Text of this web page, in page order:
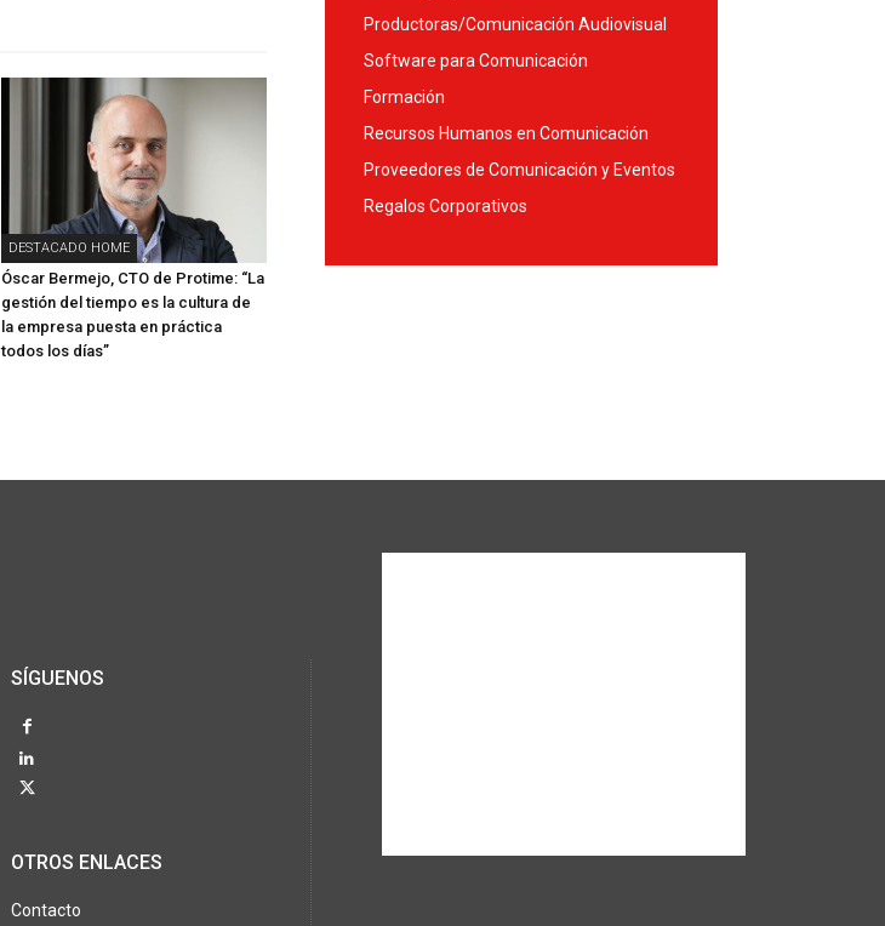
DESTACADO HOME
Óscar Bermejo, CTO de Protime: “La
gestión del tiempo es la cultura de
la empresa puesta en práctica
todos los días”
Productoras/Comunicación Audiovisual
Software para Comunicación
Formación
Recursos Humanos en Comunicación
Proveedores de Comunicación y Eventos
Regalos Corporativos
SÍGUENOS
OTROS ENLACES
Contacto